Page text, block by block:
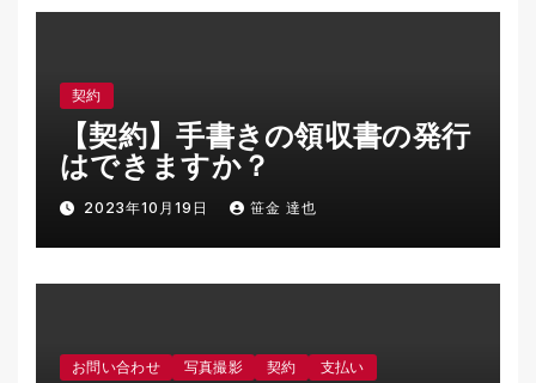
契約
【契約】手書きの領収書の発行
はできますか？
2023年10月19日 笹金 達也
お問い合わせ 写真撮影 契約 支払い